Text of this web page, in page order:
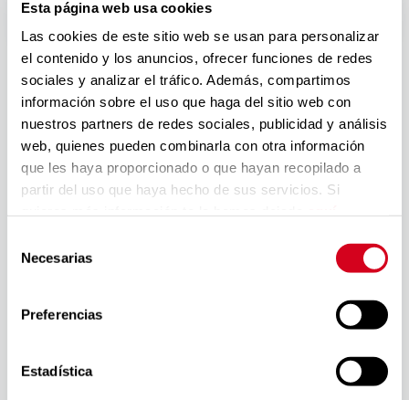
Esta página web usa cookies
Las cookies de este sitio web se usan para personalizar
el contenido y los anuncios, ofrecer funciones de redes
sociales y analizar el tráfico. Además, compartimos
información sobre el uso que haga del sitio web con
nuestros partners de redes sociales, publicidad y análisis
web, quienes pueden combinarla con otra información
que les haya proporcionado o que hayan recopilado a
partir del uso que haya hecho de sus servicios. Si
Necesarias
Preferencias
Estadística
Fundación ONCEconvoca la séptima edición de su
Programa de Crecimiento, una iniciativa que apoya a
compañías con recorrido en el mercado que operan en
los ámbitos de la discapacidad y de las personas
mayores, para acelerar su expansión y reforzar su
impacto social.
Por primera vez, la convocatoria se abre a compañías
de España y Latinoamérica, ampliando el alcance
compromiso de Fundación ONCE con el escalado de
colaboración con PwC, que pondrá a disposición de
las empresas participantes un equipo de expertos en